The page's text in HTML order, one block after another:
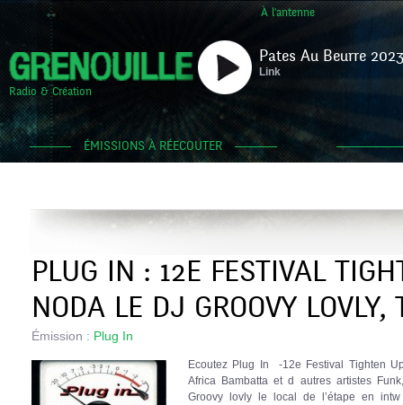
À l'antenne
Radio & Création
Pates Au Beurre
Link
ÉMISSIONS À RÉECOUTER
PLUG IN : 12E FESTIVAL
NODA LE DJ GROOVY LOVLY,
Émission : Plug In
Ecoutez Plug In -12e Festival Tighten
Africa Bambatta et d autres artistes
Groovy lovly le local de l’étape en